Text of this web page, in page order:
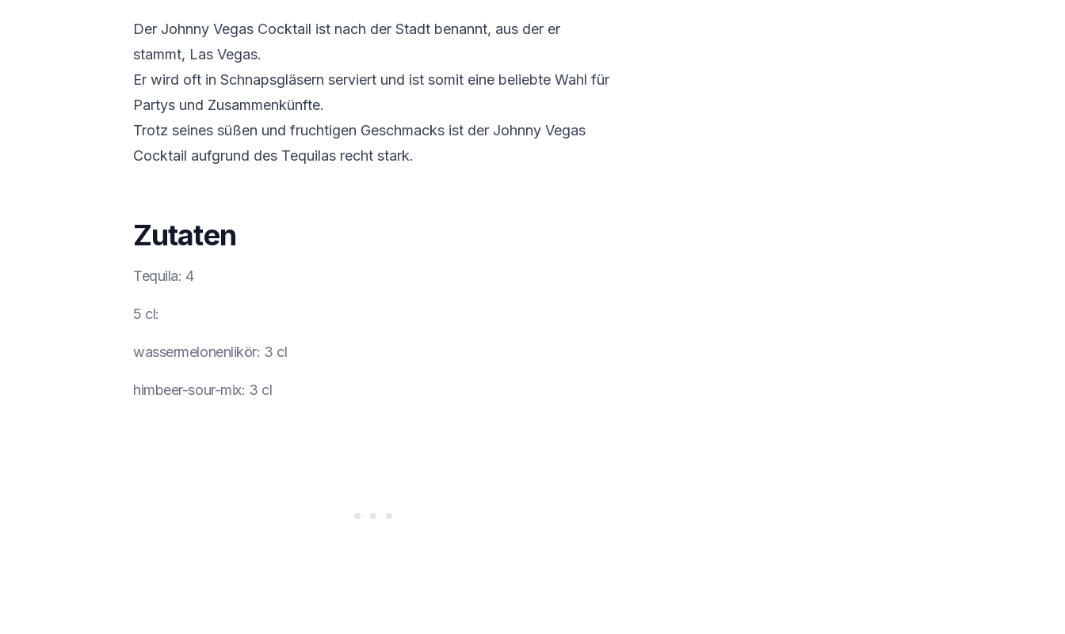
Der Johnny Vegas Cocktail ist nach der Stadt benannt, aus der er
stammt, Las Vegas.
Er wird oft in Schnapsgläsern serviert und ist somit eine beliebte Wahl für
Partys und Zusammenkünfte.
Trotz seines süßen und fruchtigen Geschmacks ist der Johnny Vegas
Cocktail aufgrund des Tequilas recht stark.
Zutaten
Tequila: 4
5 cl:
wassermelonenlikör: 3 cl
himbeer-sour-mix: 3 cl